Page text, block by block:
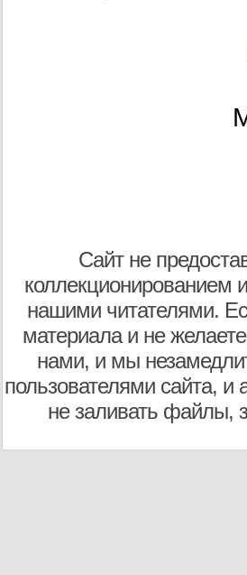
Сайт не
коллекционированием
нашими читателями.
материала и не
нами, и мы
пользователями сайта, и
не заливать файлы,